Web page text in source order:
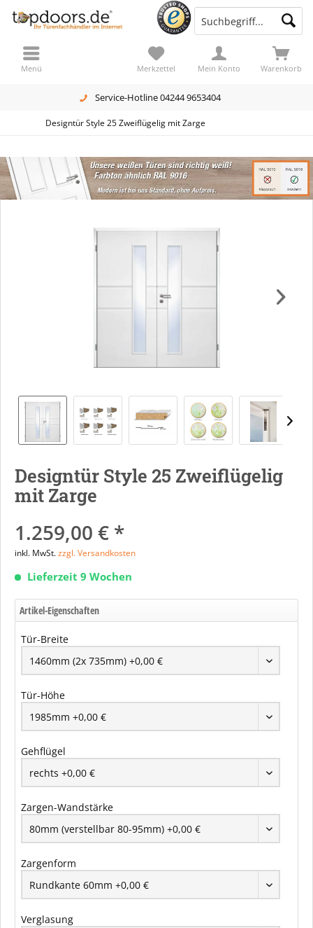
Service-Hotline 04244 9653404
Warenkorb
Merkzettel Mein Konto
Menü
Designtür Style 25 Zweiflügelig mit Zarge
Designtür Style 25 Zweiflügelig
mit Zarge
1.259,00 € *
inkl. MwSt.zzgl. Versandkosten
Lieferzeit 9 Wochen
Artikel-Eigenschaften
Tür-Breite
Tür-Höhe
Gehflügel
Zargen-Wandstärke
Zargenform
Verglasung